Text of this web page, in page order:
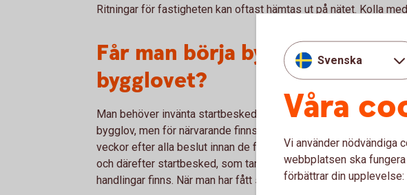
Ritningar för fastigheten kan oftast hämtas ut på nätet. Kolla
Får man börja bygga direkt när
bygglovet?
Man behöver invänta startbesked. I enklare ärenden brukar man
bygglov, men för närvarande finns en svensk lag som säger att
veckor efter alla beslut innan de får verkställas. I större projekt
och därefter startbesked, som tar ungefär fyra veckor att få
handlingar finns. När man har fått startbeskedet är det bara att
Svenska
Våra
Vi använder nödvändiga
webbplatsen ska
förbättrar din upplevelse: